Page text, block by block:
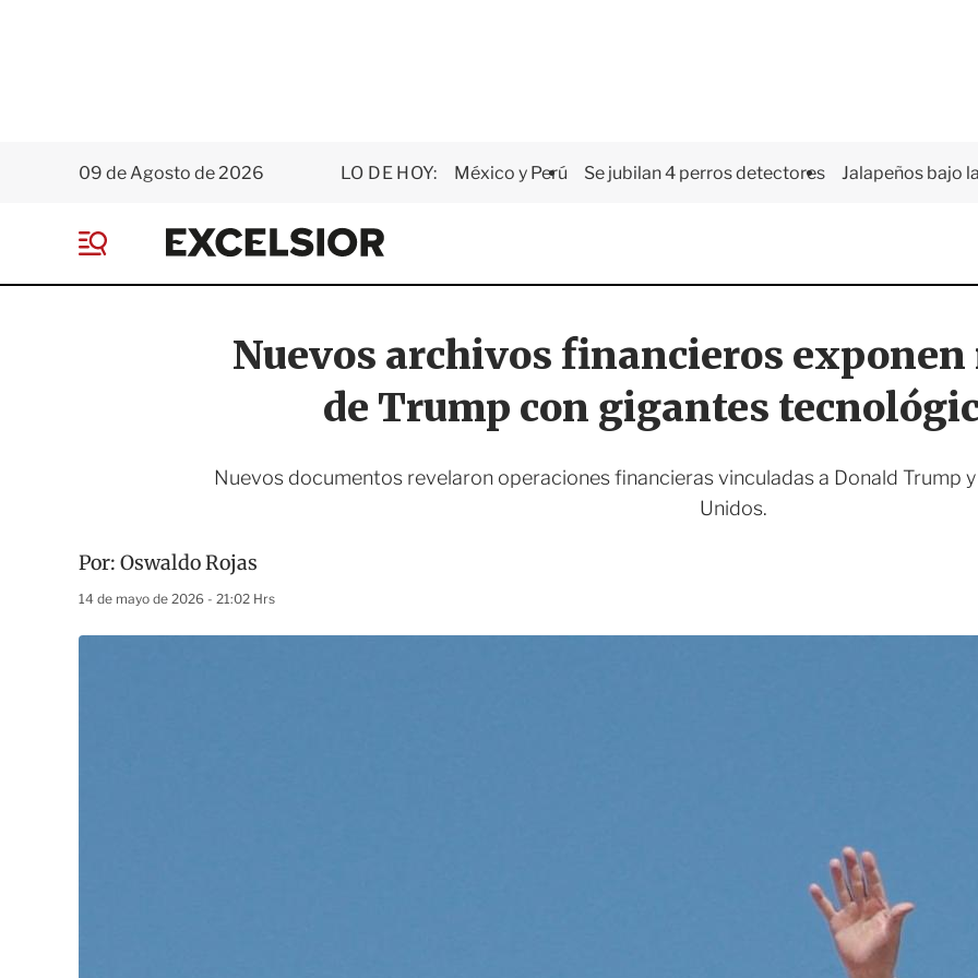
09 de Agosto de 2026 LO DE HOY: México y Perú Se jubilan 4 perros detectores Jalapeños bajo
E
x
e
o
r
e
Nuevos archivos financieros
de Trump con gigantes
Nuevos documentos revelaron operaciones financieras vinculadas a Donald Trump
Unidos.
Por: Oswaldo Rojas
14 de mayo de 2026 - 21:02 Hrs